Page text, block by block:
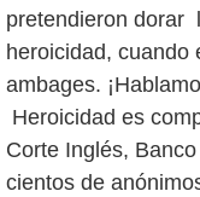
pretendieron dorar
heroicidad, cuando
ambages.
Heroicidad es
Corte Inglés,
cientos de